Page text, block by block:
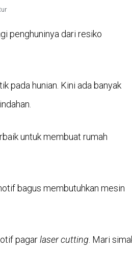
penghuninya dari resiko
pada hunian. Kini ada banyak
untuk membuat rumah
bagus membutuhkan mesin
pagarlaser cutting. Mari